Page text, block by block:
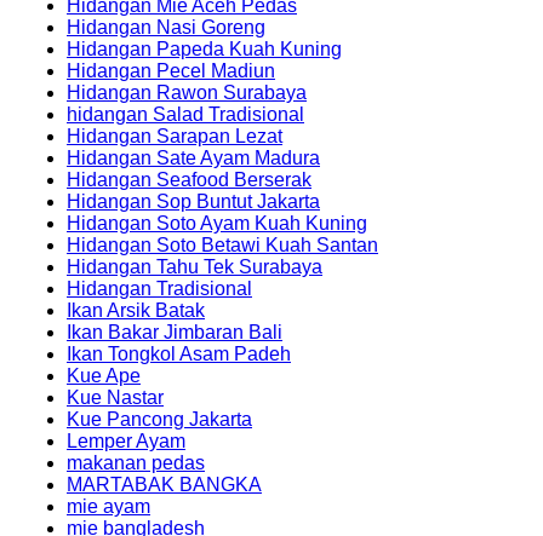
Hidangan Mie Aceh Pedas
Hidangan Nasi Goreng
Hidangan Papeda Kuah Kuning
Hidangan Pecel Madiun
Hidangan Rawon Surabaya
hidangan Salad Tradisional
Hidangan Sarapan Lezat
Hidangan Sate Ayam Madura
Hidangan Seafood Berserak
Hidangan Sop Buntut Jakarta
Hidangan Soto Ayam Kuah Kuning
Hidangan Soto Betawi Kuah Santan
Hidangan Tahu Tek Surabaya
Hidangan Tradisional
Ikan Arsik Batak
Ikan Bakar Jimbaran Bali
Ikan Tongkol Asam Padeh
Kue Ape
Kue Nastar
Kue Pancong Jakarta
Lemper Ayam
makanan pedas
MARTABAK BANGKA
mie ayam
mie bangladesh